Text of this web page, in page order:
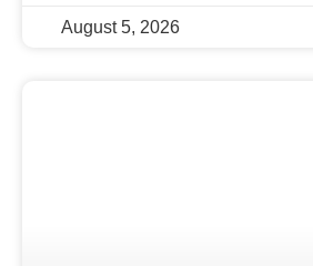
August 5, 2026